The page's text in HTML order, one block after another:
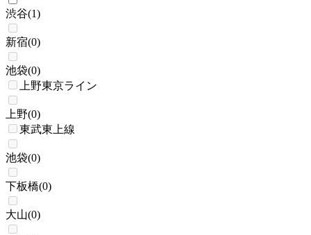
渋谷(1)
新宿(0)
池袋(0)
上野東京ライン
上野(0)
東武東上線
池袋(0)
下板橋(0)
大山(0)